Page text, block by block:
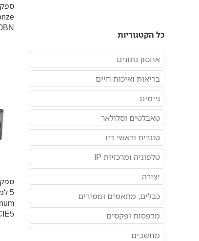
כל הקטגוריות
אחסון נתונים
בריאות ואיכות חיים
גיימינג
טאבלטים וסלולאר
טונרים וראשי דיו
טלפוניה ומרכזיות IP
יצירה
כבלים, מתאמים וממירים
מדפסות ופקסים
מחשבים